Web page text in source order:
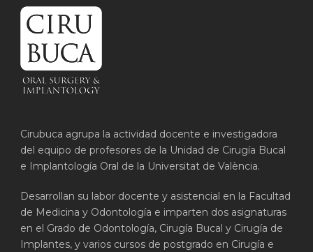
Cirubuca agrupa la actividad docente e investigadora
del equipo de profesores de la Unidad de Cirugía Bucal
e Implantología Oral de la Universitat de València.
Desarrollan su labor docente y asistencial en la Facultad
de Medicina y Odontología e imparten dos asignaturas
en el Grado de Odontología, Cirugía Bucal y Cirugía de
Implantes, y varios cursos de postgrado en Cirugía e